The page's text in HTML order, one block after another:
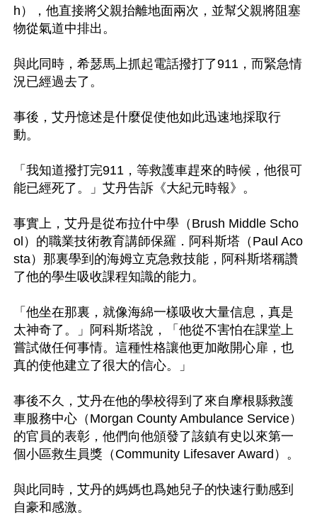
h），他直接將父親抬離地面兩次，並幫父親將阻塞
物從氣道中排出。
與此同時，希瑟馬上抓起電話撥打了911，而緊急情
況已經過去了。
事後，艾丹憶述是什麼促使他如此迅速地採取行
動。
「我知道撥打完911，等救護車趕來的時候，他很可
能已經死了。」艾丹告訴《大紀元時報》。
事實上，艾丹是從布拉什中學（Brush Middle Scho
ol）的職業技術教育講師保羅．阿科斯塔（Paul Aco
sta）那裏學到的海姆立克急救技能，阿科斯塔稱讚
了他的學生吸收課程知識的能力。
「他坐在那裏，就像海綿一樣吸收大量信息，真是
太神奇了。」阿科斯塔說，「他從不害怕在課堂上
嘗試做任何事情。這種性格讓他更加敞開心扉，也
真的使他建立了很大的信心。」
事後不久，艾丹在他的學校得到了來自摩根縣救護
車服務中心（Morgan County Ambulance Service）
的官員的表彰，他們向他頒發了該鎮有史以來第一
個小區救生員獎（Community Lifesaver Award）。
與此同時，艾丹的媽媽也爲她兒子的快速行動感到
自豪和感激。